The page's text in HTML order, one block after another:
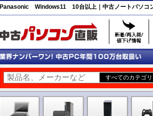
Panasonic Windows11 10台以上｜中古ノートパソコ